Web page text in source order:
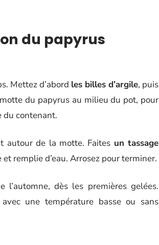
du papyrus
Mettez d’abord les billes d’argile, puis
du papyrus au milieu du pot, pour
du contenant.
autour de la motte. Faites un tassage
remplie d’eau. Arrosez pour terminer.
l’automne, dès les premières gelées.
une température basse ou sans